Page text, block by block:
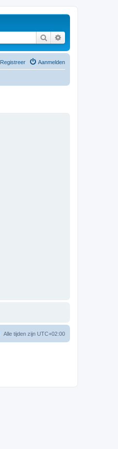
Zoek
Aanmelden
Registreer
Alle tijden zijn UTC+02:00